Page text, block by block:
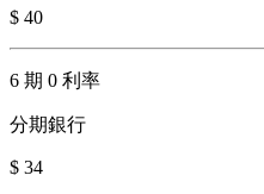
$ 40
6 期 0 利率
分期銀行
$ 34